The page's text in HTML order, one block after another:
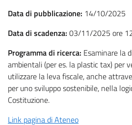
Data di pubblicazione: 14/10/2025
Data di scadenza: 03/11/2025 ore
Programma di ricerca: Esaminare la
ambientali (per es. la plastic tax) per
utilizzare la leva fiscale, anche
per uno sviluppo sostenibile, nella
Costituzione.
Link pagina di Ateneo